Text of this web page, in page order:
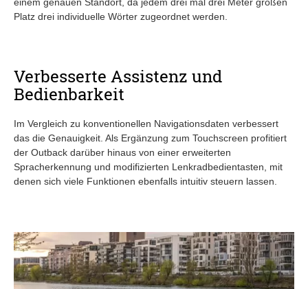
Platz drei individuelle Wörter zugeordnet werden.
Verbesserte Assistenz und
Bedienbarkeit
Im Vergleich zu konventionellen Navigationsdaten verbessert
das die Genauigkeit. Als Ergänzung zum Touchscreen profitiert
der Outback darüber hinaus von einer erweiterten
Spracherkennung und modifizierten Lenkradbedientasten, mit
denen sich viele Funktionen ebenfalls intuitiv steuern lassen.